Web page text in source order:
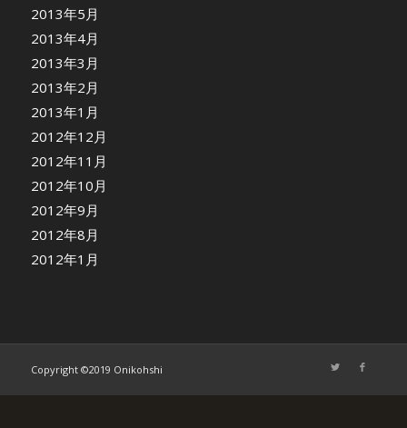
2013年5月
2013年4月
2013年3月
2013年2月
2013年1月
2012年12月
2012年11月
2012年10月
2012年9月
2012年8月
2012年1月
Copyright ©2019 Onikohshi